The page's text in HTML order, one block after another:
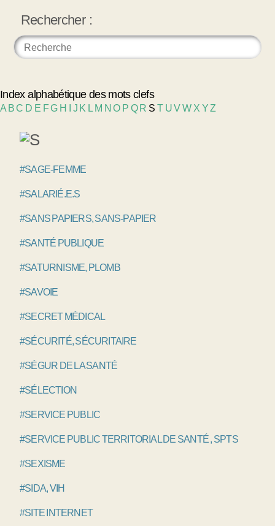
Rechercher :
Index alphabétique des mots clefs
A BC D E FG H J K L M NO P Q R S T UVW X YZ
#SAGE-FEMME
#SALARIÉ.E.S
#SANS PAPIERS, SANS-PAPIER
#SANTÉ PUBLIQUE
#SATURNISME, PLOMB
#SAVOIE
#SECRET MÉDICAL
#SÉCURITÉ, SÉCURITAIRE
#SÉGUR DE LA SANTÉ
#SÉLECTION
#SERVICE PUBLIC
#SERVICE PUBLIC TERRITORIAL DE SANTÉ , SPTS
#SEXISME
#SIDA, VIH
#SITE INTERNET